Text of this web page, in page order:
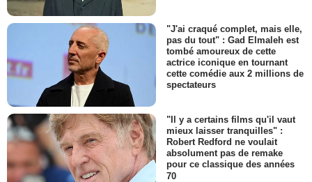
"J'ai craqué complet, mais elle,
pas du tout" : Gad Elmaleh est
tombé amoureux de cette
actrice iconique en tournant
cette comédie aux 2 millions de
spectateurs
"Il y a certains films qu'il vaut
mieux laisser tranquilles" :
Robert Redford ne voulait
absolument pas de remake
pour ce classique des années
70